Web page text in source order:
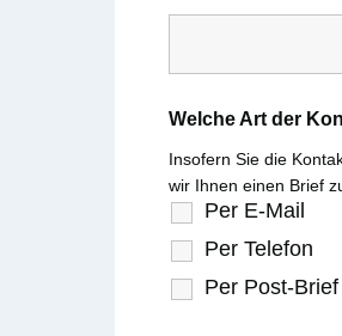
Welche Art der
Per E-Mail
Per Telefon
Per Post-Brief
Insofern Sie die
wir Ihnen einen Brief